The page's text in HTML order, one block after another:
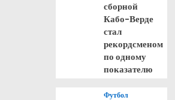
сборной
Кабо-Верде
стал
рекордсменом
по одному
показателю
Футбол